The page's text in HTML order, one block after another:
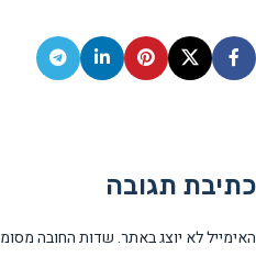
כתיבת תגובה
האימייל לא יוצג באתר.שדות החובה